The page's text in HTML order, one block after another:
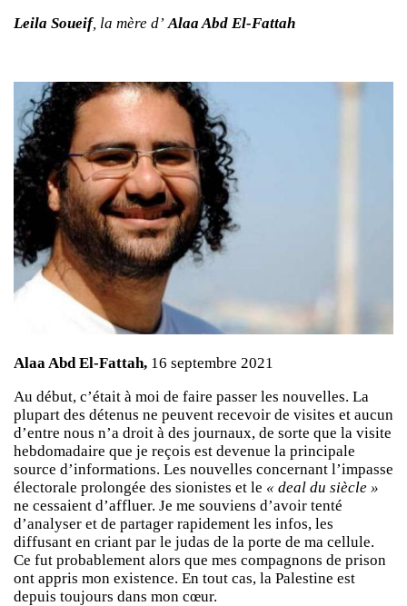
Leila Soueif, la mère d’ Alaa Abd El-Fattah
Alaa Abd El-Fattah, 16 septembre 2021
Au début, c’était à moi de faire passer les nouvelles. La
plupart des détenus ne peuvent recevoir de visites et aucun
d’entre nous n’a droit à des journaux, de sorte que la visite
hebdomadaire que je reçois est devenue la principale
source d’informations. Les nouvelles concernant l’impasse
électorale prolongée des sionistes et le « deal du siècle »
ne cessaient d’affluer. Je me souviens d’avoir tenté
d’analyser et de partager rapidement les infos, les
diffusant en criant par le judas de la porte de ma cellule.
Ce fut probablement alors que mes compagnons de prison
ont appris mon existence. En tout cas, la Palestine est
depuis toujours dans mon cœur.